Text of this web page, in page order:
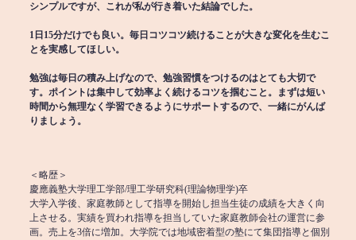
シンプルですが、これが私が行き着いた結論でした。
1日15分だけでも良い。毎日コツコツ続けることが大きな変化を生むこ
とを実感してほしい。
勉強は毎日の積み上げなので、勉強習慣をつけるのはとても大切で
す。ポイントは集中して効率よく続けるコツを掴むこと。まずは短い
時間から無理なく学習できるようにサポートするので、一緒にがんば
りましょう。
＜略歴＞
慶應義塾大学理工学部/理工学研究科(理論物理学)卒
大学入学後、家庭教師として指導を開始し担当生徒の成績を大きく向
上させる。実績を買われ指導を担当していた家庭教師会社の運営に参
画。売上を3倍に増加。大学院では地域密着型の塾にて集団指導と個別